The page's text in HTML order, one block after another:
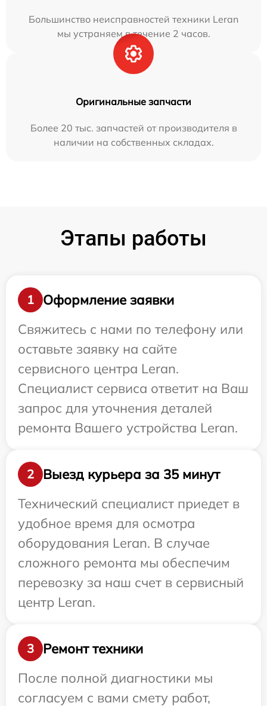
Большинство неисправностей техники Leran
мы устраняем в течение 2 часов.
Оригинальные запчасти
Более 20 тыс. запчастей от производителя в
наличии на собственных складах.
Этапы работы
1
Оформление заявки
Свяжитесь с нами по телефону или
оставьте заявку на сайте
сервисного центра Leran.
Специалист сервиса ответит на Ваш
запрос для уточнения деталей
ремонта Вашего устройства Leran.
2
Выезд курьера за 35 минут
Технический специалист приедет в
удобное время для осмотра
оборудования Leran. В случае
сложного ремонта мы обеспечим
перевозку за наш счет в сервисный
центр Leran.
3
Ремонт техники
После полной диагностики мы
согласуем с вами смету работ,